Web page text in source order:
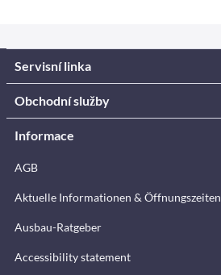
Servisní linka
Obchodní služby
Informace
AGB
Aktuelle Informationen & Öffnungszeiten
Ausbau-Ratgeber
Accessibility statement